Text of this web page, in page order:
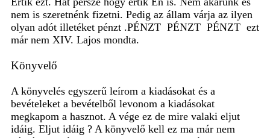
nem is szeretnénk fizetni. Pedig az állam várja az ilyen
olyan adót illetéket pénzt .PÉNZT PÉNZT PÉNZT ezt
már nem XIV. Lajos mondta.
Könyvelő
A könyvelés egyszerű leírom a kiadásokat és a
bevételeket a bevételből levonom a kiadásokat
megkapom a hasznot. A vége ez de mire valaki eljut
idáig. Eljut idáig ? A könyvelő kell ez ma már nem